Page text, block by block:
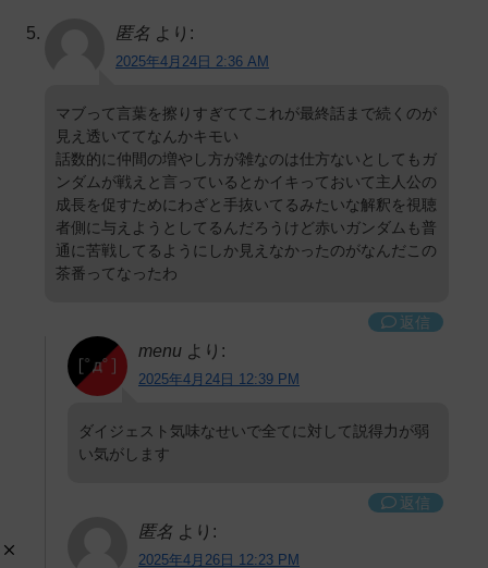
匿名 より:
2025年4月24日 2:36 AM
マブって言葉を擦りすぎててこれが最終話まで続くのが
見え透いててなんかキモい
話数的に仲間の増やし方が雑なのは仕方ないとしてもガ
ンダムが戦えと言っているとかイキっておいて主人公の
成長を促すためにわざと手抜いてるみたいな解釈を視聴
者側に与えようとしてるんだろうけど赤いガンダムも普
通に苦戦してるようにしか見えなかったのがなんだこの
茶番ってなったわ
返信
menu より:
2025年4月24日 12:39 PM
ダイジェスト気味なせいで全てに対して説得力が弱
い気がします
返信
匿名 より:
2025年4月26日 12:23 PM